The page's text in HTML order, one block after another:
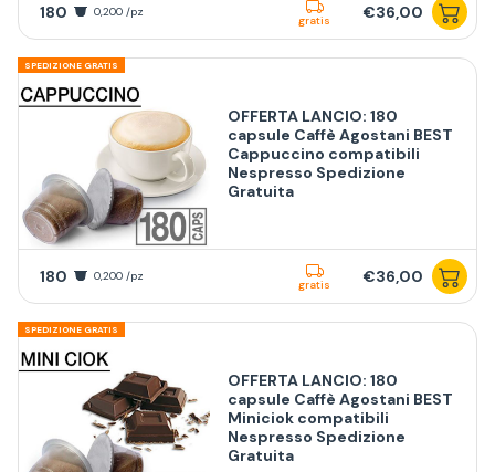
180 0,200 /pz
gratis €36,00
SPEDIZIONE GRATIS
OFFERTA LANCIO: 180
capsule Caffè Agostani BEST
Cappuccino compatibili
Nespresso Spedizione
Gratuita
180 0,200 /pz
gratis €36,00
SPEDIZIONE GRATIS
OFFERTA LANCIO: 180
capsule Caffè Agostani BEST
Miniciok compatibili
Nespresso Spedizione
Gratuita